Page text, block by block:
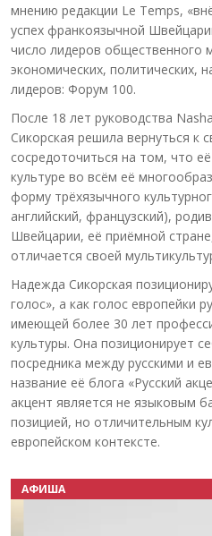
мнению редакции Le Temps,
успех франкоязычной
число лидеров общественного
экономических, политических,
лидеров: Форум 100.
После 18 лет руководства
Сикорская решила вернуться к
сосредоточиться на том, что
культуре во всём её
форму трёхязычного
английский, французский),
Швейцарии, её приёмной
отличается своей
Надежда Сикорская
голос», а как голос европейки
имеющей более 30 лет
культуры. Она позиционирует
посредника между русскими и
название её блога «Русский
акцент является не языковым
позицией, но отличительным
европейском контексте.
АФИША